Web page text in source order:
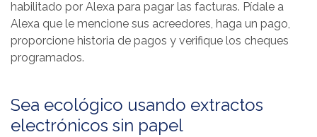
habilitado por Alexa para pagar las facturas. Pídale a
Alexa que le mencione sus acreedores, haga un pago,
proporcione historia de pagos y verifique los cheques
programados.
Sea ecológico usando extractos
electrónicos sin papel